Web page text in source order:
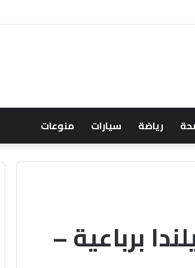
رياضة سيارات منوعات
برباعية –